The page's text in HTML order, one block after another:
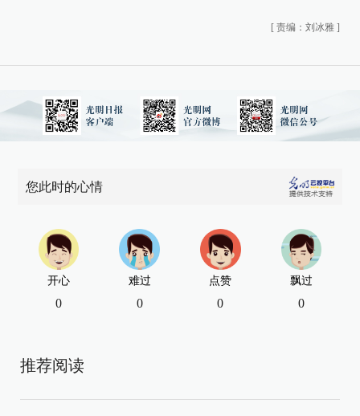
[ 责编：刘冰雅 ]
您此时的心情
开心
0
难过
0
点赞
0
飘过
0
推荐阅读